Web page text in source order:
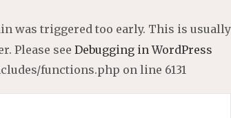
was triggered too early. This is usually
Please see Debugging in WordPress
functions.php on line 6131